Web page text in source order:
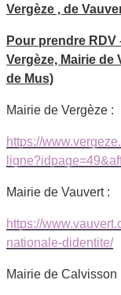
Vergèze , de
Pour prendre
Vergèze, Mairie
de Mus)
Mairie de Vergèze :
https://
Mairie de Vauvert :
https://
nationale-didentite/
Mairie de Calvisson